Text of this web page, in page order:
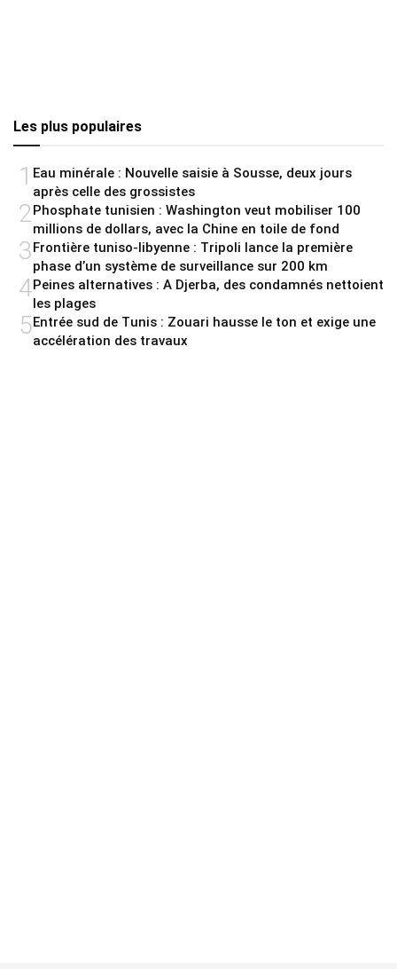
Les plus populaires
1 Eau minérale : Nouvelle saisie à Sousse, deux jours
après celle des grossistes
2 Phosphate tunisien : Washington veut mobiliser 100
millions de dollars, avec la Chine en toile de fond
3 Frontière tuniso-libyenne : Tripoli lance la première
phase d’un système de surveillance sur 200 km
4Peines alternatives : A Djerba, des condamnés nettoient
les plages
5Entrée sud de Tunis : Zouari hausse le ton et exige une
accélération des travaux